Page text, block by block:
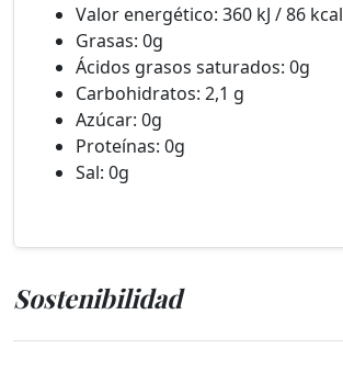
Valor energético: 360 kJ / 86 kcal
Grasas: 0g
Ácidos grasos saturados: 0g
Carbohidratos: 2,1 g
Azúcar: 0g
Proteínas: 0g
Sal: 0g
Sostenibilidad